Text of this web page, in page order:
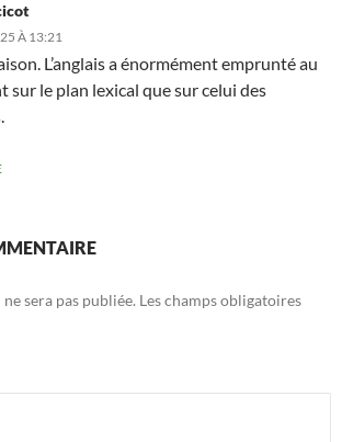
À 13:21
L’anglais a énormément emprunté au
sur le plan lexical que sur celui des
sera pas publiée. Les champs obligatoires